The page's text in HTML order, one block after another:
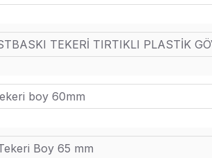
TEKERİ TIRTIKLI PLASTİK
boy 60mm
Boy 65 mm